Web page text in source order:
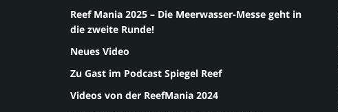
Reef Mania 2025 – Die Meerwasser-Messe geht in
die zweite Runde!
Neues Video
Zu Gast im Podcast Spiegel Reef
Videos von der ReefMania 2024